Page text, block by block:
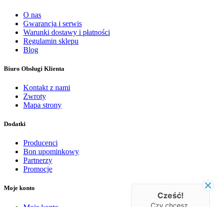
O nas
Gwarancja i serwis
Warunki dostawy i płatności
Regulamin sklepu
Blog
Biuro Obsługi Klienta
Kontakt z nami
Zwroty
Mapa strony
Dodatki
Producenci
Bon upominkowy
Partnerzy
Promocje
Moje konto
Cześć!
Czy chcesz,